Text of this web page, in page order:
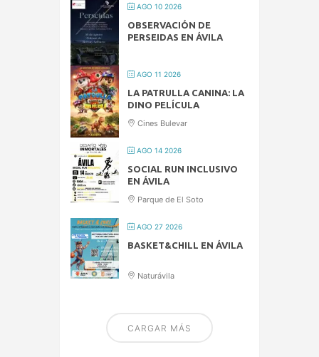
AGO 10 2026
OBSERVACIÓN DE
PERSEIDAS EN ÁVILA
AGO 11 2026
LA PATRULLA CANINA: LA
DINO PELÍCULA
Cines Bulevar
AGO 14 2026
SOCIAL RUN INCLUSIVO
EN ÁVILA
Parque de El Soto
AGO 27 2026
BASKET&CHILL EN ÁVILA
Naturávila
CARGAR MÁS